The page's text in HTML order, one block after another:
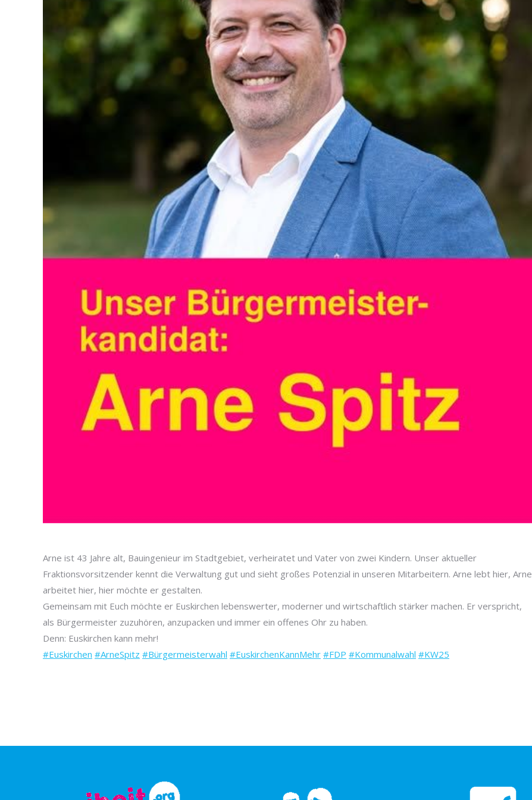
Arne ist 43 Jahre alt, Bauingenieur im Stadtgebiet, verheiratet und Vater von zwei Kindern. Unser aktueller
Fraktionsvorsitzender kennt die Verwaltung gut und sieht großes Potenzial in unseren Mitarbeitern. Arne lebt hier, Arne
arbeitet hier, hier möchte er gestalten.
Gemeinsam mit Euch möchte er Euskirchen lebenswerter, moderner und wirtschaftlich stärker machen. Er verspricht,
als Bürgermeister zuzuhören, anzupacken und immer ein offenes Ohr zu haben.
Denn: Euskirchen kann mehr!
#Euskirchen #ArneSpitz #Bürgermeisterwahl #EuskirchenKannMehr #FDP #Kommunalwahl #KW25